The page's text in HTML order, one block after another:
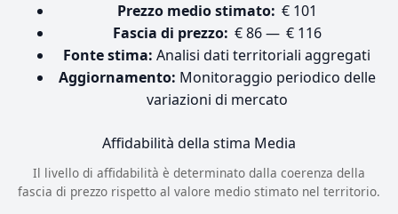
Prezzo medio stimato: € 101
Fascia di prezzo: € 86 — € 116
Fonte stima: Analisi dati territoriali aggregati
Aggiornamento: Monitoraggio periodico delle
variazioni di mercato
Affidabilità della stima Media
Il livello di affidabilità è determinato dalla coerenza della
fascia di prezzo rispetto al valore medio stimato nel territorio.